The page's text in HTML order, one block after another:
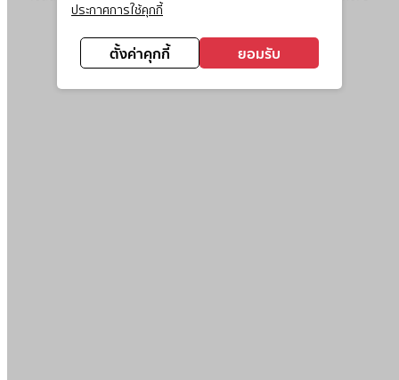
ประกาศการใช้คุกกี้
ตั้งค่าคุกกี้ ยอมรับ
information).